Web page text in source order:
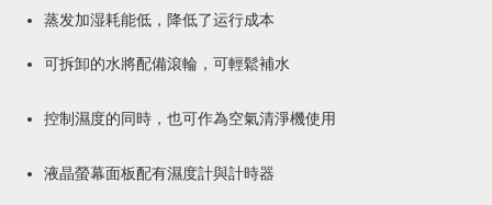
蒸发加湿耗能低，降低了运行成本
可拆卸的水將配備滾輪，可輕鬆補水
控制濕度的同時，也可作為空氣清淨機使用
液晶螢幕面板配有濕度計與計時器